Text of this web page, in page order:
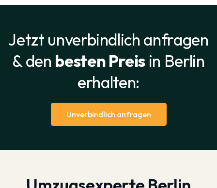
Jetzt unverbindlich anfragen
& den besten Preis in Berlin
erhalten:
Unverbindlich anfragen